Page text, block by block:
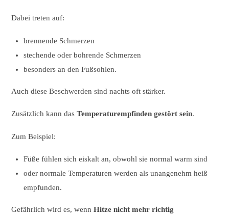
Dabei treten auf:
brennende Schmerzen
stechende oder bohrende Schmerzen
besonders an den Fußsohlen.
Auch diese Beschwerden sind nachts oft stärker.
Zusätzlich kann dasTemperaturempfinden gestört sein.
Zum Beispiel:
Füße fühlen sich eiskalt an, obwohl sie normal warm sind
oder normale Temperaturen werden als unangenehm heiß
empfunden.
Gefährlich wird es, wennHitze nicht mehr richtig